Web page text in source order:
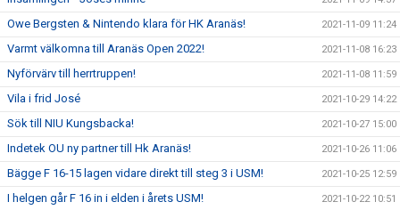
Owe Bergsten & Nintendo klara för HK Aranäs! 2021-11-09 11:24
Varmt välkomna till Aranäs Open 2022! 2021-11-08 16:23
Nyförvärv till herrtruppen! 2021-11-08 11:59
Vila i frid José 2021-10-29 14:22
Sök till NIU Kungsbacka! 2021-10-27 15:00
Indetek OU ny partner till Hk Aranäs! 2021-10-26 11:06
Bägge F 16-15 lagen vidare direkt till steg 3 i USM! 2021-10-25 12:59
I helgen går F 16 in i elden i årets USM! 2021-10-22 10:51